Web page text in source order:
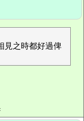
見之時都好過俾